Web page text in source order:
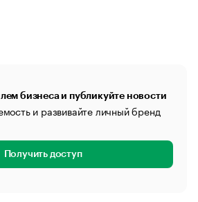
бизнеса и публикуйте новости
и развивайте личный бренд
Получить доступ